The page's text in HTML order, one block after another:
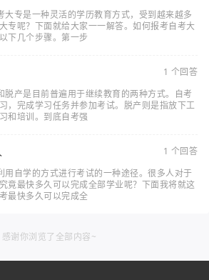
大专是一种灵活的学历教育方式，受到越来越多
专呢？下面就给大家一一解答。如何报考自考大
下几个步骤。第一步
1 个回答
脱产是目前普遍用于继续教育的两种方式。自考
，完成学习任务并参加考试。脱产则是指放下工
和培训。到底自考强
1 个回答
用自学的方式进行考试的一种途径。很多人对于
竟最快多久可以完成全部学业呢？下面我将就这
最快多久可以完成全
感谢你浏览了全部内容~